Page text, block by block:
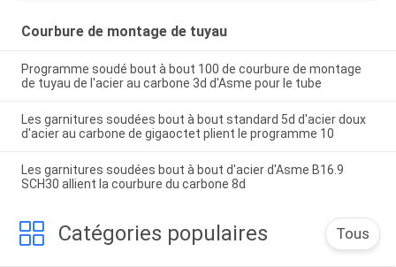
Courbure de montage de tuyau
Programme soudé bout à bout 100 de courbure de montage
de tuyau de l'acier au carbone 3d d'Asme pour le tube
Les garnitures soudées bout à bout standard 5d d'acier doux
d'acier au carbone de gigaoctet plient le programme 10
Les garnitures soudées bout à bout d'acier d'Asme B16.9
SCH30 allient la courbure du carbone 8d
Catégories populaires Tous